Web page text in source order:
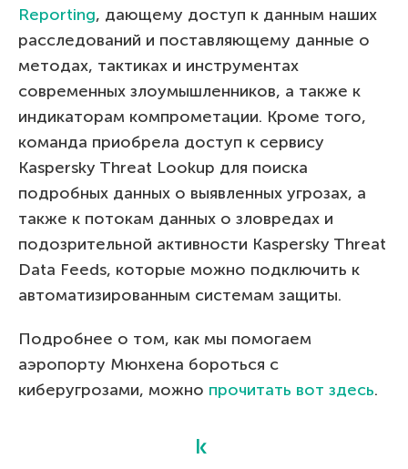
Reporting, дающему доступ к данным наших
расследований и поставляющему данные о
методах, тактиках и инструментах
современных злоумышленников, а также к
индикаторам компрометации. Кроме того,
команда приобрела доступ к сервису
Kaspersky Threat Lookup для поиска
подробных данных о выявленных угрозах, а
также к потокам данных о зловредах и
подозрительной активности Kaspersky Threat
Data Feeds, которые можно подключить к
автоматизированным системам защиты.
Подробнее о том, как мы помогаем
аэропорту Мюнхена бороться с
киберугрозами, можно прочитать вот здесь.